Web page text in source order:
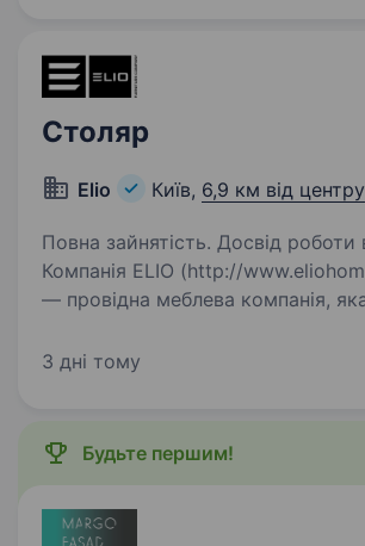
Столяр
Elio Київ, 6,9 км від центру
Повна зайнятість. Досвід роботи
Компанія ELIO (http://
— провідна меблева компанія,
інтер'єрних рішень вже майже 30
3 дні тому
Будьте першим!